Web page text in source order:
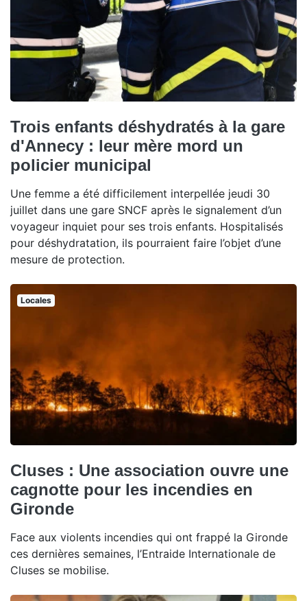
Trois enfants déshydratés à la gare
d'Annecy : leur mère mord un
policier municipal
Une femme a été difficilement interpellée jeudi 30
juillet dans une gare SNCF après le signalement d’un
voyageur inquiet pour ses trois enfants. Hospitalisés
pour déshydratation, ils pourraient faire l’objet d’une
mesure de protection.
Locales
Cluses : Une association ouvre une
cagnotte pour les incendies en
Gironde
Face aux violents incendies qui ont frappé la Gironde
ces dernières semaines, l’Entraide Internationale de
Cluses se mobilise.